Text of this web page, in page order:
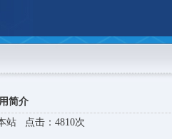
简介
站 点击：4810次